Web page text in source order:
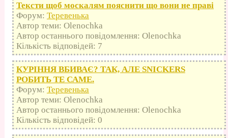
Тексти щоб москалям пояснити що вони не праві
Форум: Теревенька
Автор теми: Olenochka
Автор останнього повідомлення: Olenochka
Кількість відповідей: 7
КУРІННЯ ВБИВАЄ? ТАК, АЛЕ SNICKERS
РОБИТЬ ТЕ САМЕ.
Форум: Теревенька
Автор теми: Olenochka
Автор останнього повідомлення: Olenochka
Кількість відповідей: 0